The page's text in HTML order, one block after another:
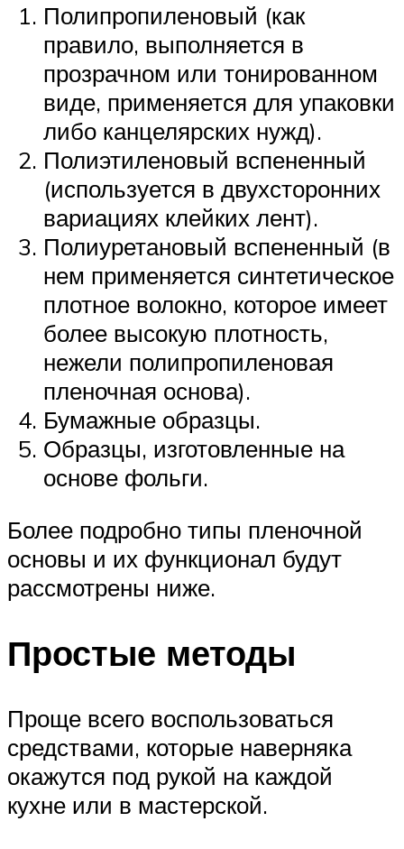
Полипропиленовый (как
правило, выполняется в
прозрачном или тонированном
виде, применяется для упаковки
либо канцелярских нужд).
Полиэтиленовый вспененный
(используется в двухсторонних
вариациях клейких лент).
Полиуретановый вспененный (в
нем применяется синтетическое
плотное волокно, которое имеет
более высокую плотность,
нежели полипропиленовая
пленочная основа).
Бумажные образцы.
Образцы, изготовленные на
основе фольги.
Более подробно типы пленочной
основы и их функционал будут
рассмотрены ниже.
Простые методы
Проще всего воспользоваться
средствами, которые наверняка
окажутся под рукой на каждой
кухне или в мастерской.